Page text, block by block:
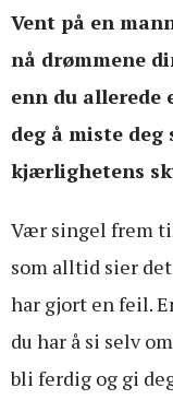
Vent på en
nå drømmene
enn du allerede
deg å miste
kjærlighetens
Vær singel frem
som alltid sier
har gjort en feil.
du har å si selv
bli ferdig og gi